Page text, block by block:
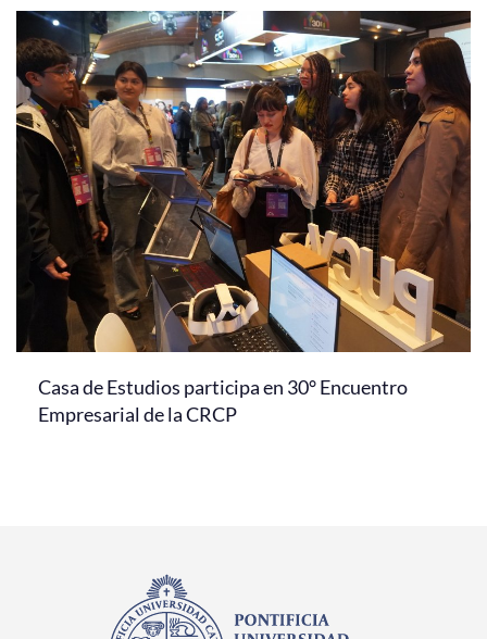
Casa de Estudios participa en 30° Encuentro
Empresarial de la CRCP